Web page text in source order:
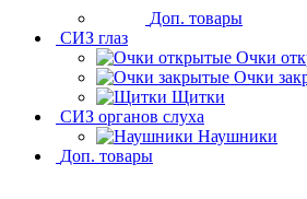
Доп. товары
СИЗ глаз
Очки
Очки
Щитки
СИЗ органов слуха
Наушники
Доп. товары